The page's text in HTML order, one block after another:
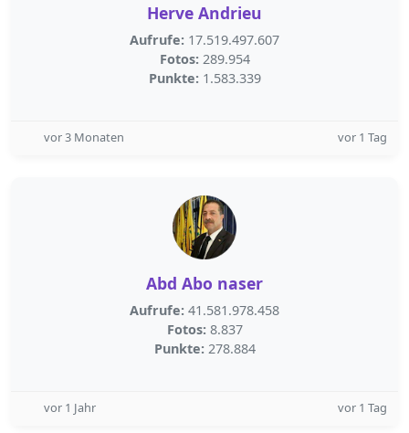
Herve Andrieu
Aufrufe: 17.519.497.607
Fotos: 289.954
Punkte: 1.583.339
vor 3 Monaten vor 1 Tag
Abd Abo naser
Aufrufe: 41.581.978.458
Fotos: 8.837
Punkte: 278.884
vor 1 Jahr vor 1 Tag